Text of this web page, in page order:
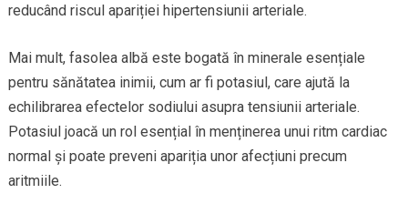
reducând riscul apariției hipertensiunii arteriale.
Mai mult, fasolea albă este bogată în minerale esențiale
pentru sănătatea inimii, cum ar fi potasiul, care ajută la
echilibrarea efectelor sodiului asupra tensiunii arteriale.
Potasiul joacă un rol esențial în menținerea unui ritm cardiac
normal și poate preveni apariția unor afecțiuni precum
aritmiile.